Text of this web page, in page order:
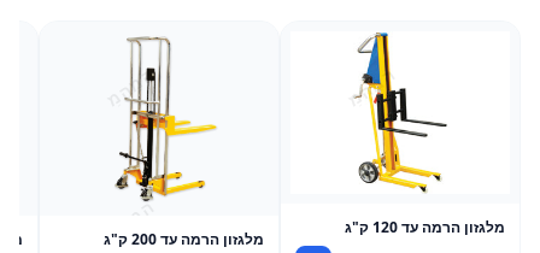
מלגזון הרמה עד 120 ק"ג
מלגזון הרמה עד 200 ק"ג